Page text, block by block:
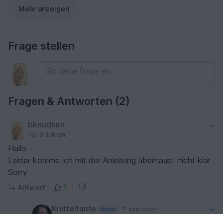
Mehr anzeigen
Frage stellen
Fragen & Antworten (2)
bknudsen
vor 9 Jahren
Hallo
Leider komme ich mit der Anleitung überhaupt nicht klar
Sorry
Antwort 1
Knitteltante Autor bknudsen